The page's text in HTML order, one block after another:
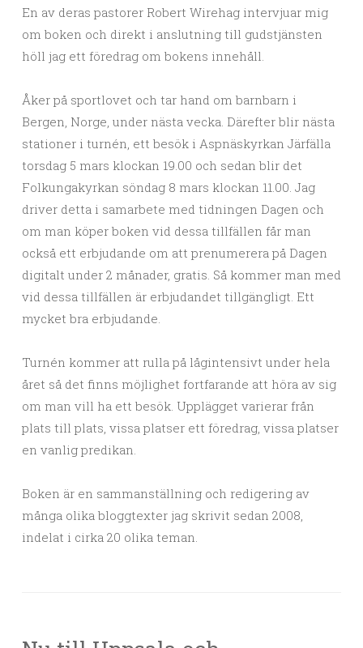
En av deras pastorer Robert Wirehag intervjuar mig
om boken och direkt i anslutning till gudstjänsten
höll jag ett föredrag om bokens innehåll.
Åker på sportlovet och tar hand om barnbarn i
Bergen, Norge, under nästa vecka. Därefter blir nästa
stationer i turnén, ett besök i Aspnäskyrkan Järfälla
torsdag 5 mars klockan 19.00 och sedan blir det
Folkungakyrkan söndag 8 mars klockan 11.00. Jag
driver detta i samarbete med tidningen Dagen och
om man köper boken vid dessa tillfällen får man
också ett erbjudande om att prenumerera på Dagen
digitalt under 2 månader, gratis. Så kommer man med
vid dessa tillfällen är erbjudandet tillgängligt. Ett
mycket bra erbjudande.
Turnén kommer att rulla på lågintensivt under hela
året så det finns möjlighet fortfarande att höra av sig
om man vill ha ett besök. Upplägget varierar från
plats till plats, vissa platser ett föredrag, vissa platser
en vanlig predikan.
Boken är en sammanställning och redigering av
många olika bloggtexter jag skrivit sedan 2008,
indelat i cirka 20 olika teman.